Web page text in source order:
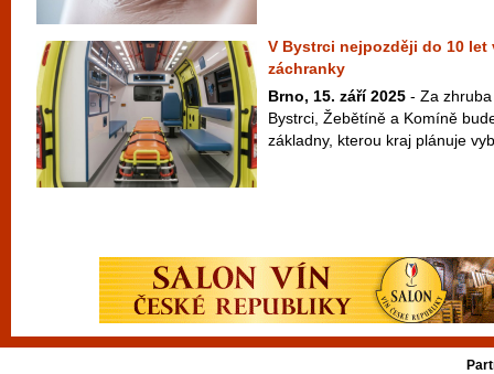
V Bystrci nejpozději do 10 let
záchranky
Brno, 15. září 2025 - Za
Bystrci, Žebětíně a Komíně
základny, kterou kraj plánuje